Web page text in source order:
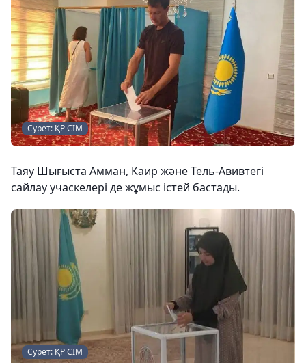
Сурет: ҚР СІМ
Таяу Шығыста Амман, Каир және Тель-Авивтегі
сайлау учаскелері де жұмыс істей бастады.
Сурет: ҚР СІМ